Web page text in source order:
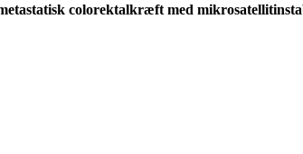
colorektalkræft med